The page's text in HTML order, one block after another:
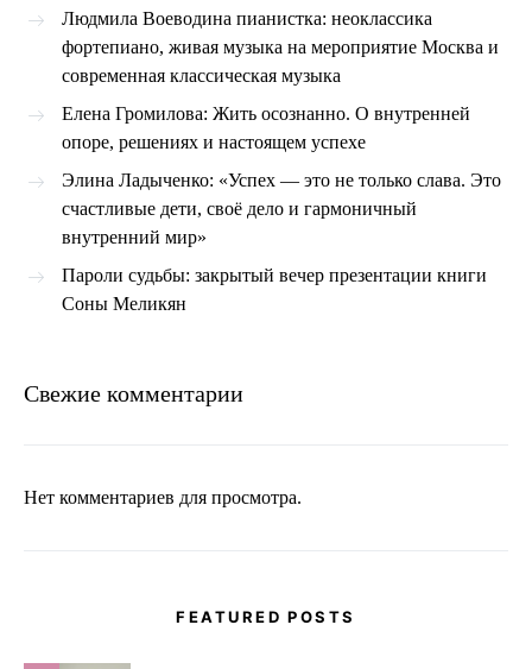
Людмила Воеводина пианистка: неоклассика
фортепиано, живая музыка на мероприятие Москва и
современная классическая музыка
Елена Громилова: Жить осознанно. О внутренней
опоре, решениях и настоящем успехе
Элина Ладыченко: «Успех — это не только слава. Это
счастливые дети, своё дело и гармоничный
внутренний мир»
Пароли судьбы: закрытый вечер презентации книги
Соны Меликян
Свежие комментарии
Нет комментариев для просмотра.
FEATURED POSTS